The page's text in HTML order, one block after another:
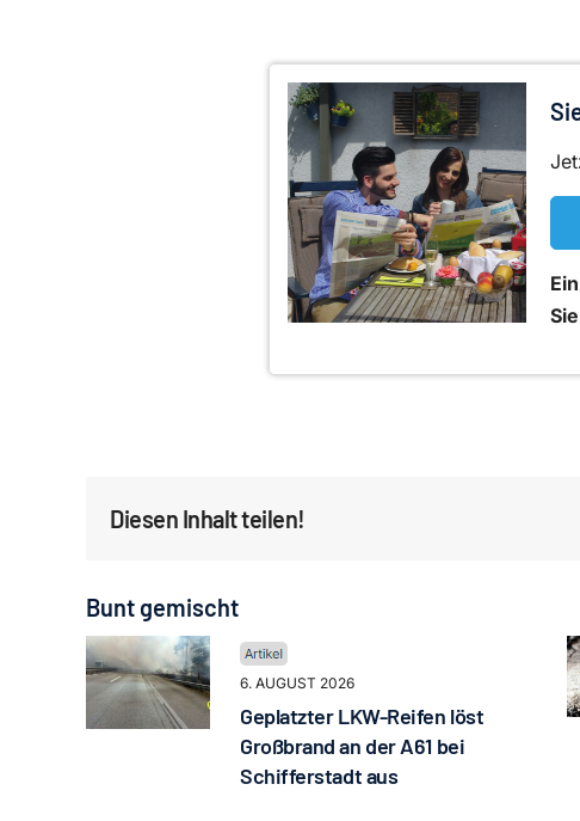
Diesen Inhalt teilen!
Bunt gemischt
6. AUGUST 2026
Geplatzter LKW-Reifen löst
Großbrand an der A61 bei
Schifferstadt aus